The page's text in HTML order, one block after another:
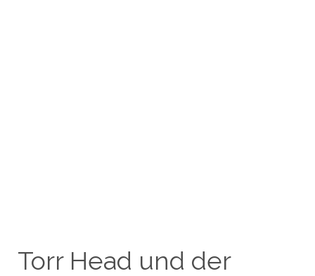
Torr Head und der